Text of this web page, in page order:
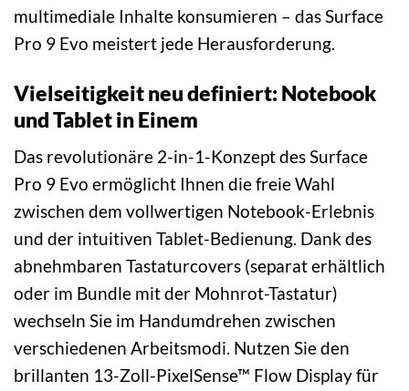
multimediale Inhalte konsumieren – das Surface
Pro 9 Evo meistert jede Herausforderung.
Vielseitigkeit neu definiert: Notebook
und Tablet in Einem
Das revolutionäre 2-in-1-Konzept des Surface
Pro 9 Evo ermöglicht Ihnen die freie Wahl
zwischen dem vollwertigen Notebook-Erlebnis
und der intuitiven Tablet-Bedienung. Dank des
abnehmbaren Tastaturcovers (separat erhältlich
oder im Bundle mit der Mohnrot-Tastatur)
wechseln Sie im Handumdrehen zwischen
verschiedenen Arbeitsmodi. Nutzen Sie den
brillanten 13-Zoll-PixelSense™ Flow Display für